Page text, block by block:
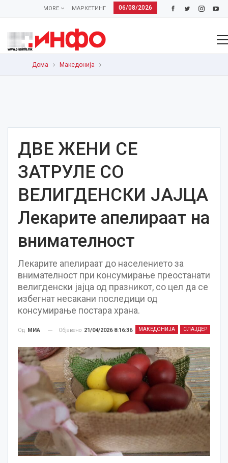
06/08/2026
МАРКЕТИНГ
MORE
Дома Македонија
ДВЕ ЖЕНИ СЕ
ЗАТРУЛЕ СО
ВЕЛИГДЕНСКИ ЈАЈЦА
Лекарите апелираат на
внимателност
Лекарите апелираат до населението за
внимателност при консумирање преостанати
велигденски јајца од празникот, со цел да се
избегнат несакани последици од
консумирање постара храна.
МАКЕДОНИЈА СЛАЈДЕР
Од МИА Објавено 21/04/2026 8:16:36